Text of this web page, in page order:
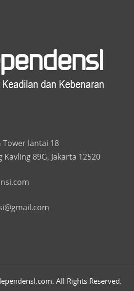
Tower lantai 18
Kavling 89G, Jakarta 12520
All Rights Reserved.